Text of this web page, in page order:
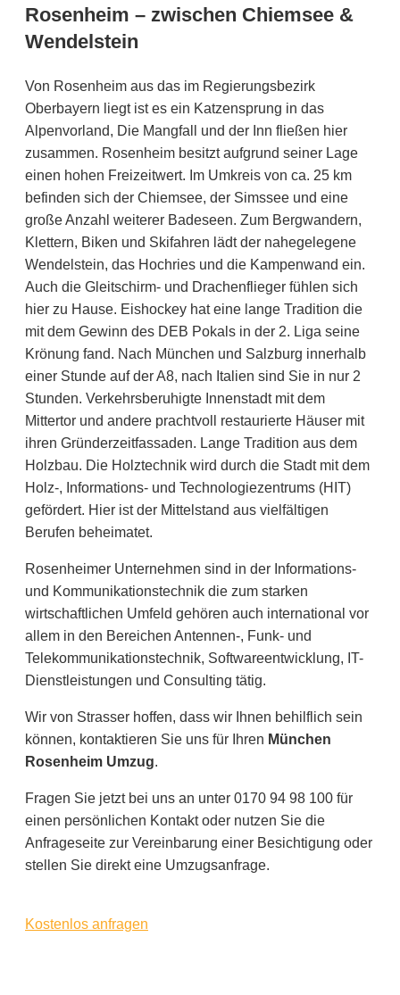
Rosenheim – zwischen Chiemsee &
Wendelstein
Von Rosenheim aus das im Regierungsbezirk
Oberbayern liegt ist es ein Katzensprung in das
Alpenvorland, Die Mangfall und der Inn fließen hier
zusammen. Rosenheim besitzt aufgrund seiner Lage
einen hohen Freizeitwert. Im Umkreis von ca. 25 km
befinden sich der Chiemsee, der Simssee und eine
große Anzahl weiterer Badeseen. Zum Bergwandern,
Klettern, Biken und Skifahren lädt der nahegelegene
Wendelstein, das Hochries und die Kampenwand ein.
Auch die Gleitschirm- und Drachenflieger fühlen sich
hier zu Hause. Eishockey hat eine lange Tradition die
mit dem Gewinn des DEB Pokals in der 2. Liga seine
Krönung fand. Nach München und Salzburg innerhalb
einer Stunde auf der A8, nach Italien sind Sie in nur 2
Stunden. Verkehrsberuhigte Innenstadt mit dem
Mittertor und andere prachtvoll restaurierte Häuser mit
ihren Gründerzeitfassaden. Lange Tradition aus dem
Holzbau. Die Holztechnik wird durch die Stadt mit dem
Holz-, Informations- und Technologiezentrums (HIT)
gefördert. Hier ist der Mittelstand aus vielfältigen
Berufen beheimatet.
Rosenheimer Unternehmen sind in der Informations-
und Kommunikationstechnik die zum starken
wirtschaftlichen Umfeld gehören auch international vor
allem in den Bereichen Antennen-, Funk- und
Telekommunikationstechnik, Softwareentwicklung, IT-
Dienstleistungen und Consulting tätig.
Wir von Strasser hoffen, dass wir Ihnen behilflich sein
können, kontaktieren Sie uns für Ihren München
Rosenheim Umzug.
Fragen Sie jetzt bei uns an unter 0170 94 98 100 für
einen persönlichen Kontakt oder nutzen Sie die
Anfrageseite zur Vereinbarung einer Besichtigung oder
stellen Sie direkt eine Umzugsanfrage.
Kostenlos anfragen